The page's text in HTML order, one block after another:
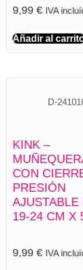
9,99 € IVA
Añadir al
D-
KINK –
CON
PRESIÓN
AJUSTABLE
19-24 CM X
9,99 € IVA